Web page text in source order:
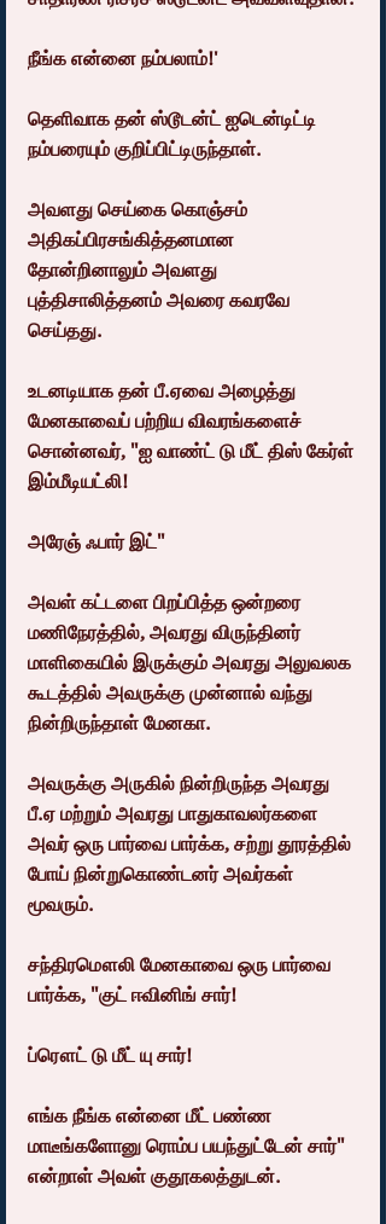
நீங்க என்னை நம்பலாம்!'
தெளிவாக தன் ஸ்டூடன்ட் ஐடென்டிட்டி
நம்பரையும் குறிப்பிட்டிருந்தாள்.
அவளது செய்கை கொஞ்சம்
அதிகப்பிரசங்கித்தனமான
தோன்றினாலும் அவளது
புத்திசாலித்தனம் அவரை கவரவே
செய்தது.
உடனடியாக தன் பீ.ஏவை அழைத்து
மேனகாவைப் பற்றிய விவரங்களைச்
சொன்னவர், "ஐ வாண்ட் டு மீட் திஸ் கேர்ள்
இம்மீடியட்லி!
அரேஞ் ஃபார் இட்"
அவள் கட்டளை பிறப்பித்த ஒன்றரை
மணிநேரத்தில், அவரது விருந்தினர்
மாளிகையில் இருக்கும் அவரது அலுவலக
கூடத்தில் அவருக்கு முன்னால் வந்து
நின்றிருந்தாள் மேனகா.
அவருக்கு அருகில் நின்றிருந்த அவரது
பீ.ஏ மற்றும் அவரது பாதுகாவலர்களை
அவர் ஒரு பார்வை பார்க்க, சற்று தூரத்தில்
போய் நின்றுகொண்டனர் அவர்கள்
மூவரும்.
சந்திரமௌலி மேனகாவை ஒரு பார்வை
பார்க்க, "குட் ஈவினிங் சார்!
ப்ரௌட் டு மீட் யு சார்!
எங்க நீங்க என்னை மீட் பண்ண
மாடீங்களோனு ரொம்ப பயந்துட்டேன் சார்"
என்றாள் அவள் குதூகலத்துடன்.